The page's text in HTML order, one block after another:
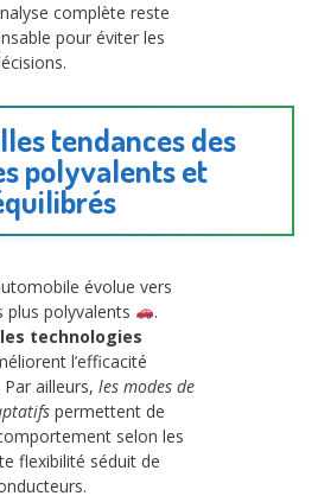
complète reste
pour éviter les
tendances des
polyvalents et
évolue vers
plus polyvalents
.
les technologies
l’efficacité
ailleurs, les modes de
permettent de
selon les
flexibilité séduit de